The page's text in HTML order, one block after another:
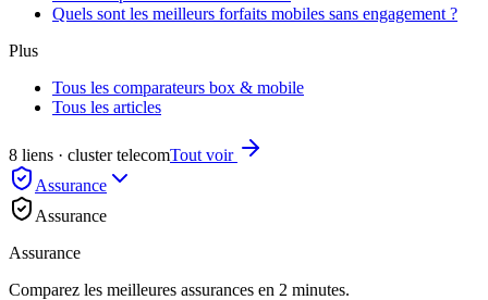
Quels sont les meilleurs forfaits mobiles sans engagement ?
Plus
Tous les comparateurs box & mobile
Tous les articles
8 liens · cluster telecomTout voir
Assurance
Assurance
Assurance
Comparez les meilleures assurances en 2 minutes.